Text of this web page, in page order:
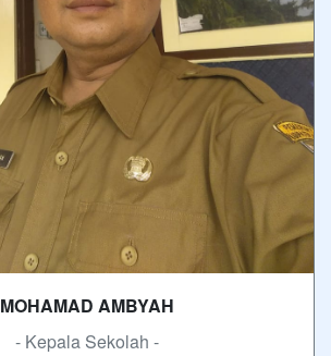
MOHAMAD AMBYAH
- Kepala Sekolah -